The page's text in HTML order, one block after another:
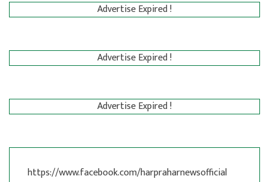
Advertise Expired !
Advertise Expired !
Advertise Expired !
https://www.facebook.com/harpraharnewsofficial